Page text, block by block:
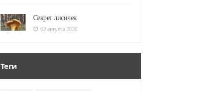
Секрет лисичек
02 августа 2026
Теги